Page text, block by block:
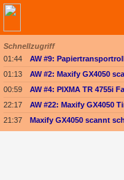
Schnellzugriff
01:44
01:13
AW #2: Maxify GX4050
00:59
AW #4: PIXMA TR 4755i
22:17
21:37
Maxify GX4050 scannt